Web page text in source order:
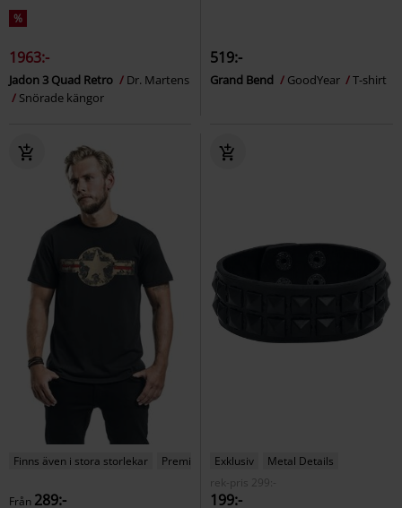
%
1963:-
Jadon 3 Quad Retro
Dr. Martens
Snörade kängor
519:-
Grand Bend GoodYear T-shirt
Finns även i stora storlekar Premium
Från 289:-
Exklusiv
Metal Details
rek-pris
299:-
199:-